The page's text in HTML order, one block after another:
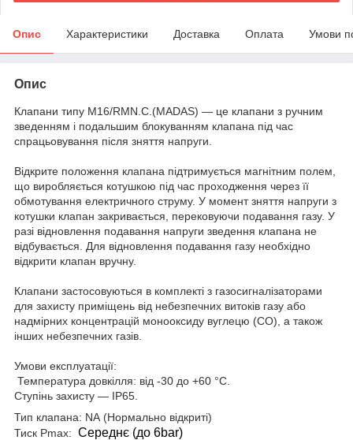
Опис Характеристики Доставка Оплата Умови
Опис
Клапани типу M16/RMN.C.(MADAS) — це клапани з ручним
зведенням і подальшим блокуванням клапана під час
спрацьовування після зняття напруги.
Відкрите положення клапана підтримується магнітним полем,
що виробляється котушкою під час проходження через її
обмотування електричного струму. У момент зняття напруги з
котушки клапан закривається, перековуючи подавання газу. У
разі відновлення подавання напруги зведення клапана не
відбувається. Для відновлення подавання газу необхідно
відкрити клапан вручну.
Клапани застосовуються в комплекті з газосигналізаторами
для захисту приміщень від небезпечних витоків газу або
надмірних концентрацій монооксиду вуглецю (СО), а також
інших небезпечних газів.
Умови експлуатації:
Температура довкілля: від -30 до +60 °C.
Ступінь захисту — IP65.
Тип клапана: NА (Нормально відкриті)
Тиск Pmax: Середнє (до 6bar)